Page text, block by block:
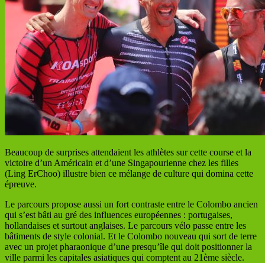
Beaucoup de surprises attendaient les athlètes sur cette course et la
victoire d’un Américain et d’une Singapourienne chez les filles
(Ling ErChoo) illustre bien ce mélange de culture qui domina cette
épreuve.
Le parcours propose aussi un fort contraste entre le Colombo ancien
qui s’est bâti au gré des influences européennes : portugaises,
hollandaises et surtout anglaises. Le parcours vélo passe entre les
bâtiments de style colonial. Et le Colombo nouveau qui sort de terre
avec un projet pharaonique d’une presqu’île qui doit positionner la
ville parmi les capitales asiatiques qui comptent au 21ème siècle.